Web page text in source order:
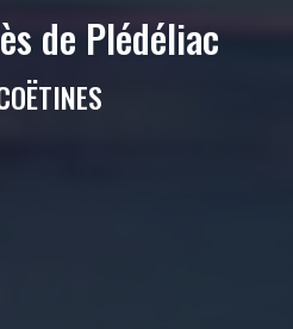
de Plédéliac